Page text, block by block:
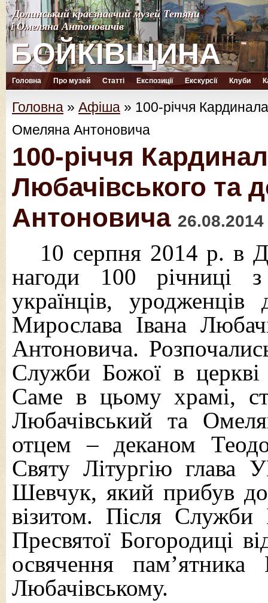
Долинський краєзнавчий музей Тетяни
і Омеляна Антоновичів
БОЙКІВЩИНА
Долинський краєзнавчий музей Тетяни
і Омеляна Антоновичів
БОЙКІВЩИНА
Головна Про музей Статті Експозиції Екскурсії Клуби
Головна » Афіша » 100-річчя
Омеляна Антоновича
100-річчя
Любачівського та
Антоновича 26.08.2014
10 серпня 2014 р. в
нагоди 100 річниці
українців,
Мирослава Івана
Антоновича.
Служби Божої в церкві
Саме в цьому храмі,
Любачівський та
отцем – деканом
Святу Літургію глава
Шевчук, який прибув
візитом. Після Служби
Пресвятої Богородиці
освячення
Любачівському.